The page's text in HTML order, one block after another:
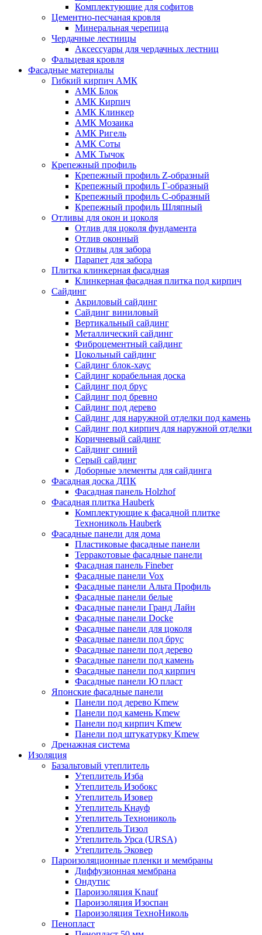
Комплектующие для софитов
Цементно-песчаная кровля
Минеральная черепица
Чердачные лестницы
Аксессуары для чердачных лестниц
Фальцевая кровля
Фасадные материалы
Гибкий кирпич АМК
АМК Блок
АМК Кирпич
АМК Клинкер
АМК Мозаика
АМК Ригель
АМК Соты
АМК Тычок
Крепежный профиль
Крепежный профиль Z-образный
Крепежный профиль Г-образный
Крепежный профиль С-образный
Крепежный профиль Шляпный
Отливы для окон и цоколя
Отлив для цоколя фундамента
Отлив оконный
Отливы для забора
Парапет для забора
Плитка клинкерная фасадная
Клинкерная фасадная плитка под кирпич
Сайдинг
Акриловый сайдинг
Сайдинг виниловый
Вертикальный сайдинг
Металлический сайдинг
Фиброцементный сайдинг
Цокольный сайдинг
Сайдинг блок-хаус
Сайдинг корабельная доска
Сайдинг под брус
Сайдинг под бревно
Сайдинг под дерево
Сайдинг для наружной отделки под камень
Сайдинг под кирпич для наружной отделки
Коричневый сайдинг
Сайдинг синий
Серый сайдинг
Доборные элементы для сайдинга
Фасадная доска ДПК
Фасадная панель Holzhof
Фасадная плитка Hauberk
Комплектующие к фасадной плитке
Технониколь Hauberk
Фасадные панели для дома
Пластиковые фасадные панели
Терракотовые фасадные панели
Фасадная панель Fineber
Фасадные панели Vox
Фасадные панели Альта Профиль
Фасадные панели белые
Фасадные панели Гранд Лайн
Фасадные панели Docke
Фасадные панели для цоколя
Фасадные панели под брус
Фасадные панели под дерево
Фасадные панели под камень
Фасадные панели под кирпич
Фасадные панели Ю пласт
Японские фасадные панели
Панели под дерево Kmew
Панели под камень Kmew
Панели под кирпич Kmew
Панели под штукатурку Kmew
Дренажная система
Изоляция
Базальтовый утеплитель
Утеплитель Изба
Утеплитель Изобокс
Утеплитель Изовер
Утеплитель Кнауф
Утеплитель Технониколь
Утеплитель Тизол
Утеплитель Урса (URSA)
Утеплитель Эковер
Пароизоляционные пленки и мембраны
Диффузионная мембрана
Ондутис
Пароизоляция Knauf
Пароизоляция Изоспан
Пароизоляция ТехноНиколь
Пенопласт